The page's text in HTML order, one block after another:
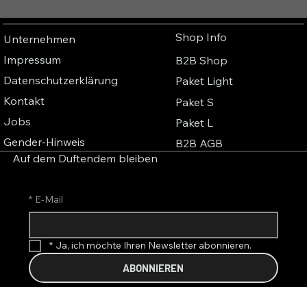
Unternehmen
Impressum
Datenschutzerklärung
Kontakt
Jobs
Gender-Hinweis
Shop Info
B2B Shop
Paket Light
Paket S
Paket L
B2B AGB
Auf dem Duftendem bleiben
* E-Mail
* Ja, ich möchte Ihren Newsletter abonnieren.
ABONNIEREN